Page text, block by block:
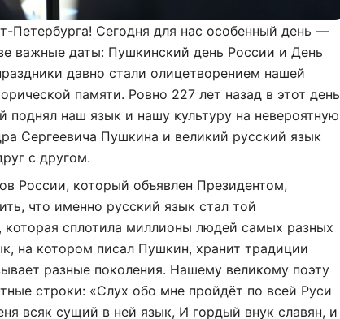
Петербурга! Сегодня для нас особенный день —
важные даты: Пушкинский день России и День
давно стали олицетворением нашей
памяти. Ровно 227 лет назад в этот день
поднял наш язык и нашу культуру на невероятную
Сергеевича Пушкина и великий русский язык
с другом.
России, который объявлен Президентом,
что именно русский язык стал той
сплотила миллионы людей самых разных
на котором писал Пушкин, хранит традиции
разные поколения. Нашему великому поэту
строки: «Слух обо мне пройдёт по всей Руси
всяк сущий в ней язык, И гордый внук славян, и